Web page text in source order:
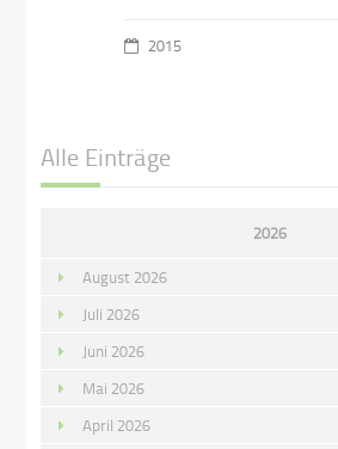
2015
Alle Einträge
2026
August 2026
Juli 2026
Juni 2026
Mai 2026
April 2026